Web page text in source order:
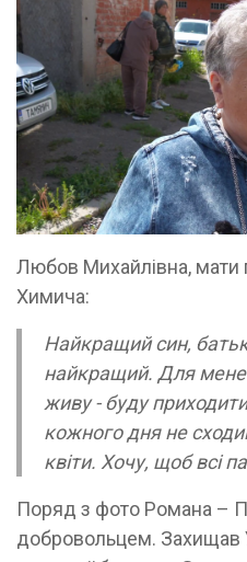
Любов Михайлівна, мати
Химича:
Найкращий син,
найкращий. Для мене
живу - буду
кожного дня не
квіти. Хочу, щоб всі
Поряд з фото Романа –
добровольцем. Захищав